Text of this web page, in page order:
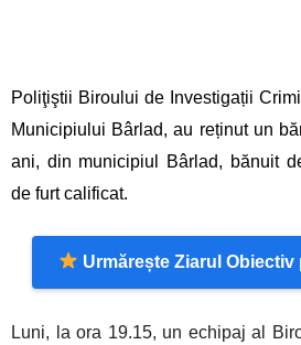
Poliţiştii Biroului de Investigații
Municipiului Bârlad, au reținut un
ani, din municipiul Bârlad, bănuit
de furt calificat.
Urmărește Ziarul Obiectiv
Luni, la ora 19.15, un echipaj al